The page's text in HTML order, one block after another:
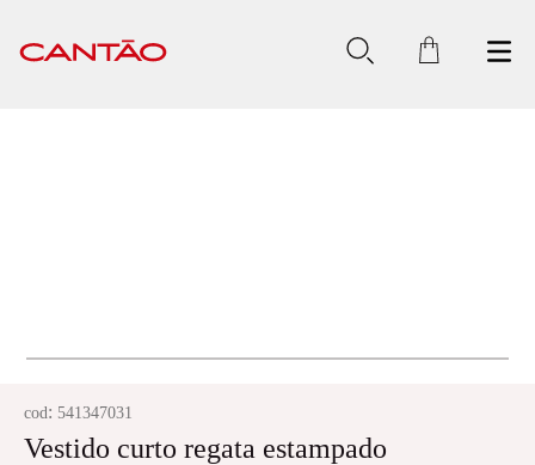
cod: 541347031
Vestido curto regata estampado